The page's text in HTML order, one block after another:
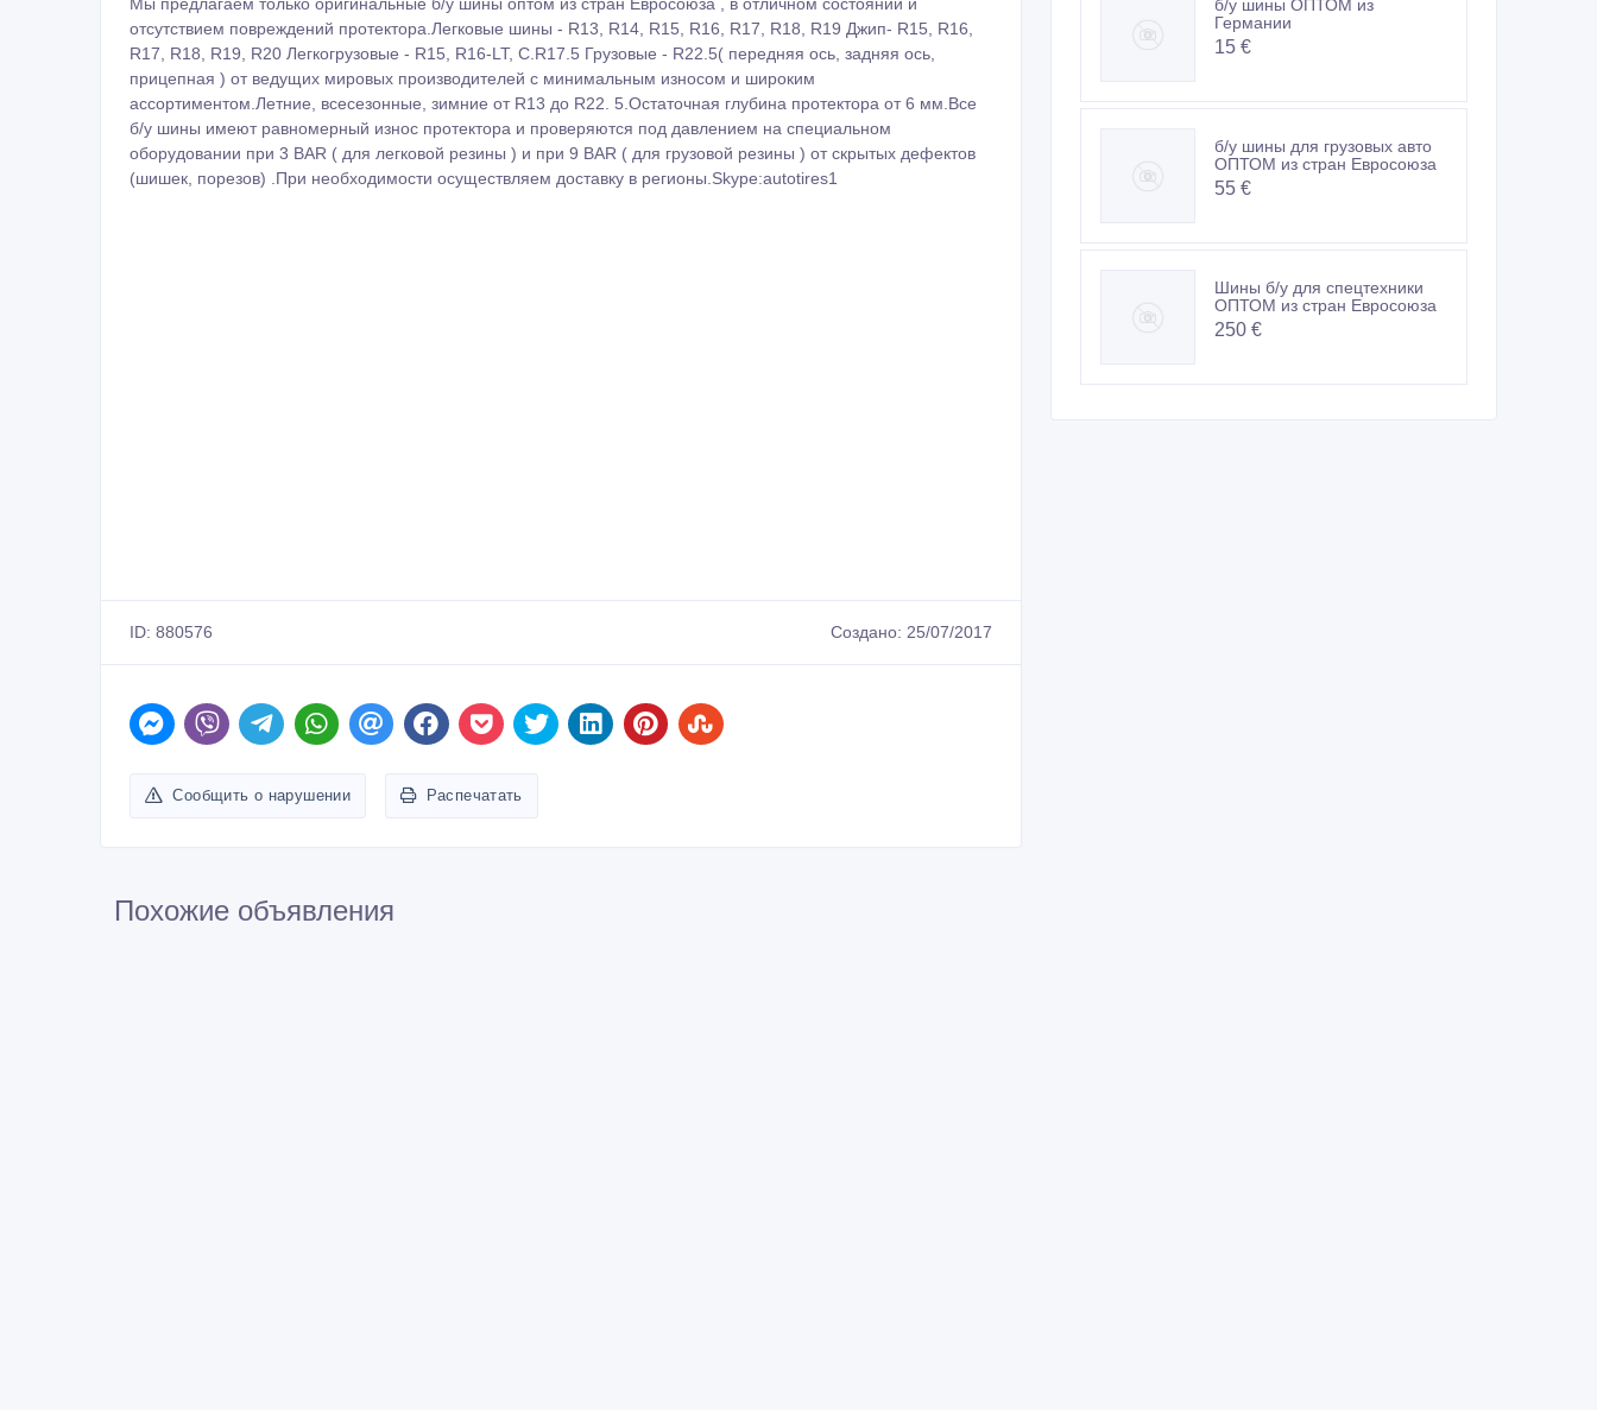
отсутствием повреждений протектора.Легковые шины - R13, R14, R15, R16, R17, R18, R19 Джип- R15, R16,
R17, R18, R19, R20 Легкогрузовые - R15, R16-LT, C.R17.5 Грузовые - R22.5( передняя ось, задняя ось,
прицепная ) от ведущих мировых производителей с минимальным износом и широким
ассортиментом.Летние, всесезонные, зимние от R13 до R22. 5.Остаточная глубина протектора от 6 мм.Все
б/у шины имеют равномерный износ протектора и проверяются под давлением на специальном
оборудовании при 3 BAR ( для легковой резины ) и при 9 BAR ( для грузовой резины ) от скрытых дефектов
(шишек, порезов) .При необходимости осуществляем доставку в регионы.Skype:autotires1
ID: 880576 Создано: 25/07/2017
Сообщить о нарушении Распечатать
б/у шины ОПТОМ из
Германии
15 €
б/у шины для грузовых авто
ОПТОМ из стран Евросоюза
55 €
Шины б/у для спецтехники
ОПТОМ из стран Евросоюза
250 €
Похожие объявления